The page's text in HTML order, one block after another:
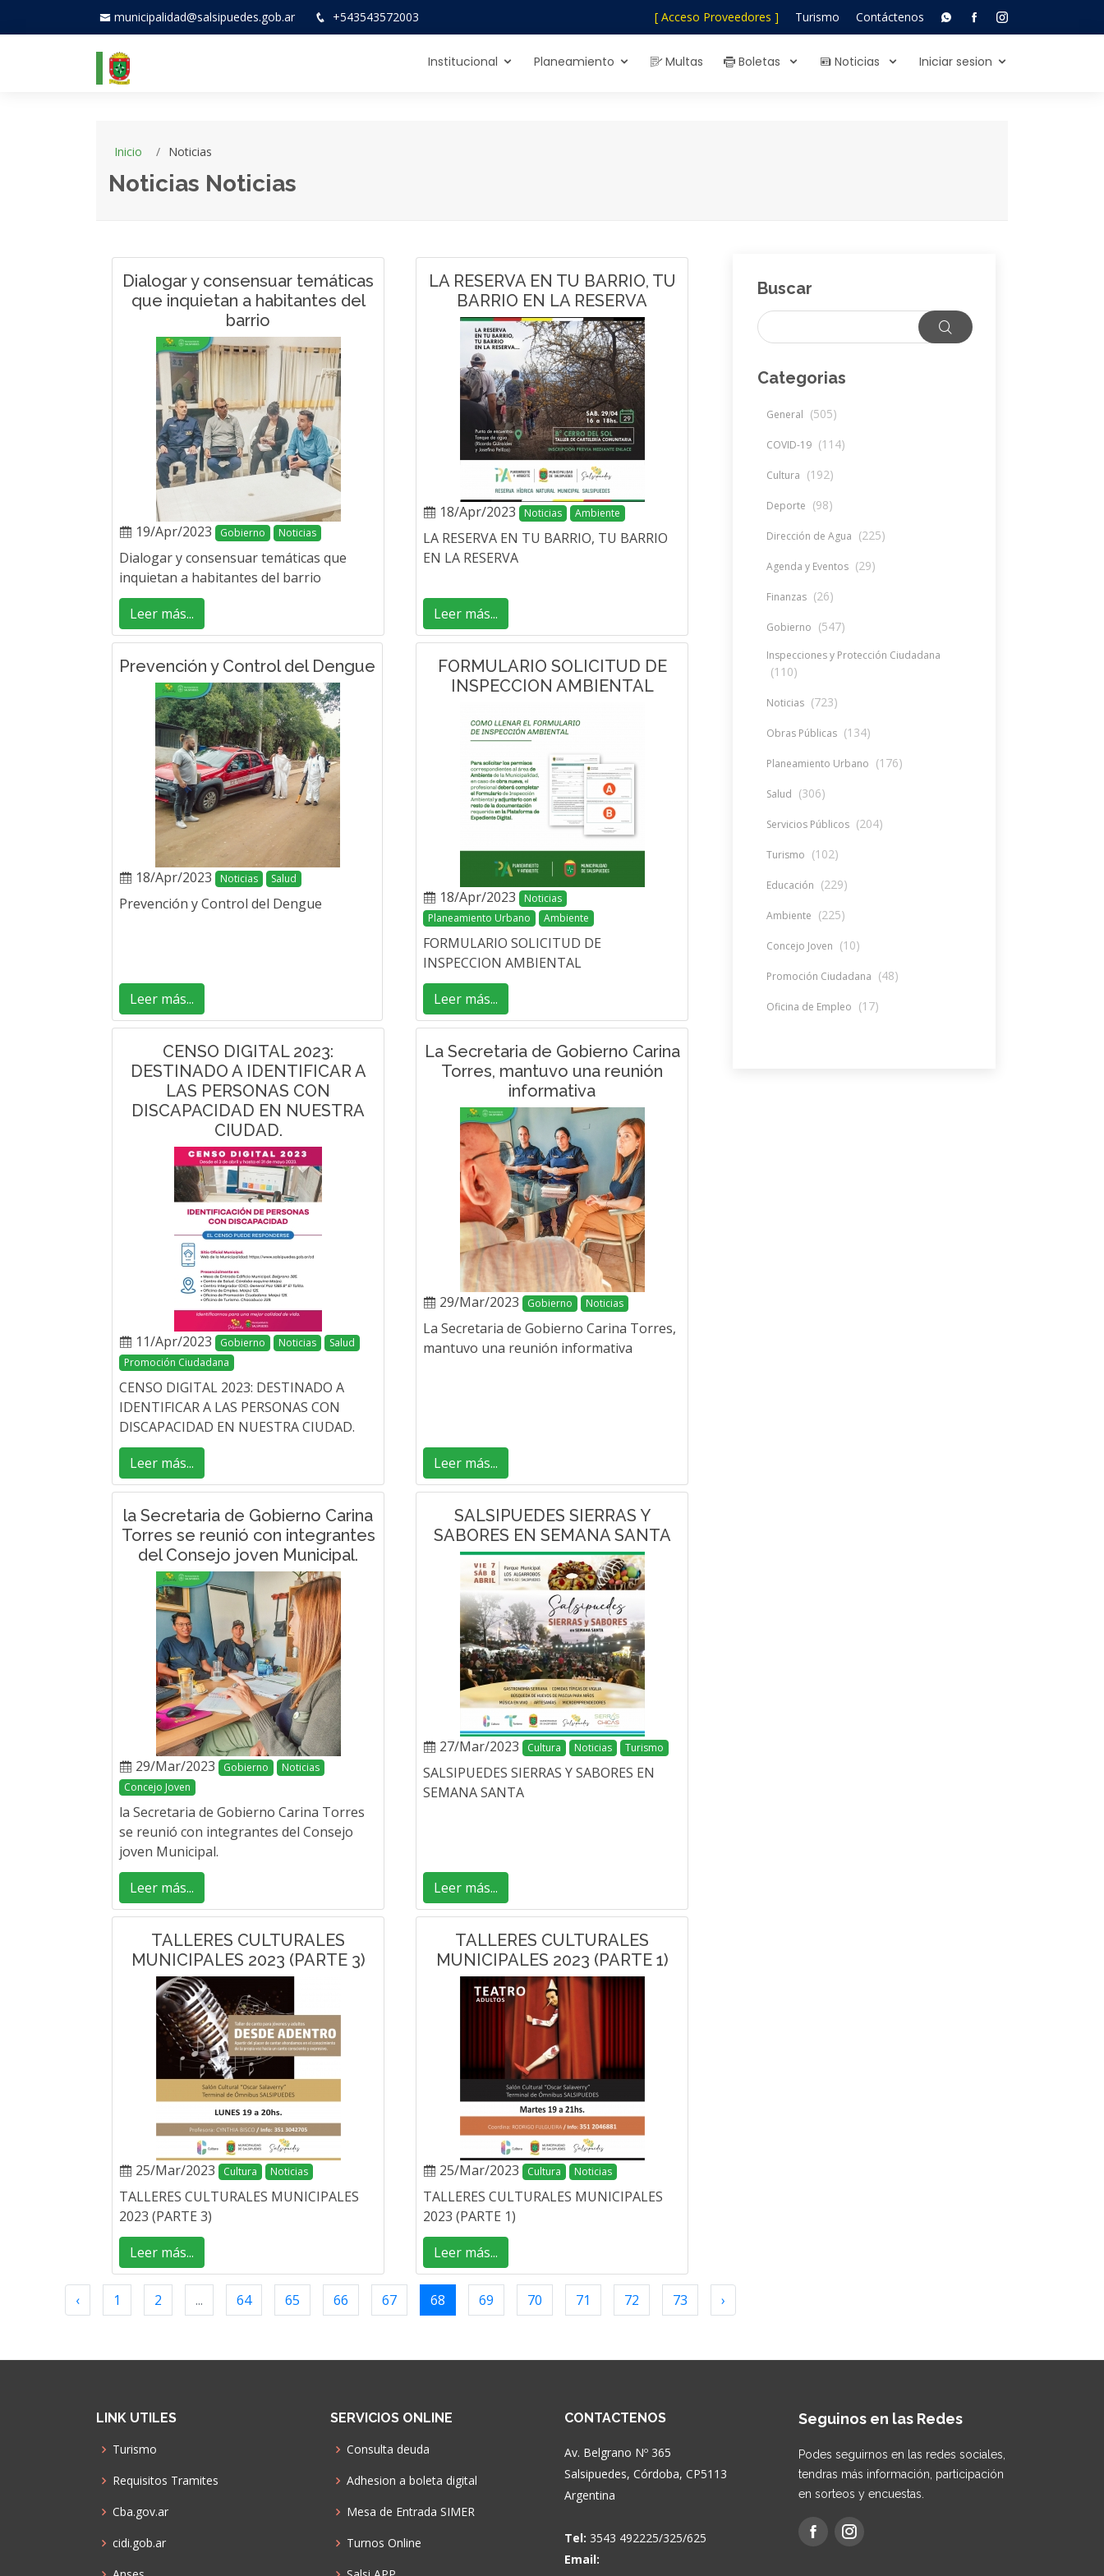
municipalidad@salsipuedes.gob.ar +543543572003 [ Acceso Proveedores ] Turismo Contáctenos
Institucional Planeamiento Multas Boletas Noticias Iniciar sesion
Inicio Noticias
Noticias Noticias
Dialogar y consensuar temáticas
que inquietan a habitantes del
barrio
19/Apr/2023 Gobierno Noticias
Dialogar y consensuar temáticas que
inquietan a habitantes del barrio
Leer más...
LA RESERVA EN TU BARRIO, TU
BARRIO EN LA RESERVA
18/Apr/2023 Noticias Ambiente
LA RESERVA EN TU BARRIO, TU BARRIO
EN LA RESERVA
Leer más...
Prevención y Control del Dengue
18/Apr/2023 Noticias Salud
Prevención y Control del Dengue
Leer más...
FORMULARIO SOLICITUD DE
INSPECCION AMBIENTAL
18/Apr/2023
Noticias
Planeamiento Urbano
Ambiente
FORMULARIO SOLICITUD DE
INSPECCION AMBIENTAL
Leer más...
CENSO DIGITAL 2023:
DESTINADO A IDENTIFICAR A
LAS PERSONAS CON
DISCAPACIDAD EN NUESTRA
CIUDAD.
11/Apr/2023 Gobierno Noticias
Salud
Promoción Ciudadana
CENSO DIGITAL 2023: DESTINADO A
IDENTIFICAR A LAS PERSONAS CON
DISCAPACIDAD EN NUESTRA CIUDAD.
Leer más...
La Secretaria de Gobierno Carina
Torres, mantuvo una reunión
informativa
29/Mar/2023 Gobierno Noticias
La Secretaria de Gobierno Carina Torres,
mantuvo una reunión informativa
Leer más...
la Secretaria de Gobierno Carina
Torres se reunió con integrantes
del Consejo joven Municipal.
29/Mar/2023 Gobierno
Noticias
Concejo Joven
la Secretaria de Gobierno Carina Torres
se reunió con integrantes del Consejo
joven Municipal.
Leer más...
SALSIPUEDES SIERRAS Y
SABORES EN SEMANA SANTA
27/Mar/2023 Cultura Noticias Turismo
SALSIPUEDES SIERRAS Y SABORES EN
SEMANA SANTA
Leer más...
TALLERES CULTURALES
MUNICIPALES 2023 (PARTE 3)
25/Mar/2023 Cultura Noticias
TALLERES CULTURALES MUNICIPALES
2023 (PARTE 3)
Leer más...
TALLERES CULTURALES
MUNICIPALES 2023 (PARTE 1)
25/Mar/2023 Cultura Noticias
TALLERES CULTURALES MUNICIPALES
2023 (PARTE 1)
Leer más...
‹ 1 2 ... 64 65 66 67 68 69 70 71 72 73 ›
Buscar
Categorias
General (505)
COVID-19 (114)
Cultura (192)
Deporte (98)
Dirección de Agua (225)
Agenda y Eventos (29)
Finanzas (26)
Gobierno (547)
Inspecciones y Protección Ciudadana
(110)
Noticias (723)
Obras Públicas (134)
Planeamiento Urbano (176)
Salud (306)
Servicios Públicos (204)
Turismo (102)
Educación (229)
Ambiente (225)
Concejo Joven (10)
Promoción Ciudadana (48)
Oficina de Empleo (17)
LINK UTILES
Turismo
Requisitos Tramites
Cba.gov.ar
cidi.gob.ar
SERVICIOS ONLINE
Consulta deuda
Adhesion a boleta digital
Mesa de Entrada SIMER
Turnos Online
CONTACTENOS
Av. Belgrano Nº 365
Salsipuedes, Córdoba, CP5113
Argentina
Tel: 3543 492225/325/625
Email:
Seguinos en las Redes
Podes seguirnos en las redes sociales,
tendras más información, participación
en sorteos y encuestas.